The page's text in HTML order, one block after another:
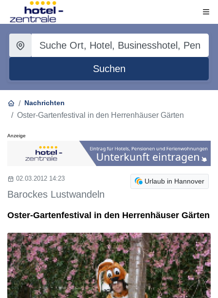
Suchen
Nachrichten
Oster-Gartenfestival in den Herrenhäuser Gärten
Anzeige
Urlaub in Hannover
02.03.2012 14:23
Barockes Lustwandeln
Oster-Gartenfestival in den Herrenhäuser Gärten